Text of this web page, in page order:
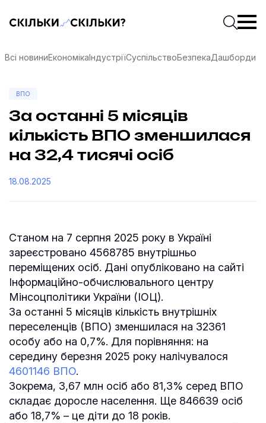
Скільки-скільки? — Медіа про суспільні даніПочати
Всі новиниЕкономікаІндустріїСуспільствоБезпекаДашборди
ВПО
За останні 5 місяців
кількість ВПО зменшилася
на 32,4 тисячі осіб
18.08.2025
Станом на 7 серпня 2025 року в Україні
зареєстровано 4568785 внутрішньо
переміщених осіб. Дані опубліковано на сайті
Інформаційно-обчислювального центру
Мінсоцполітики України (ІОЦ).
За останні 5 місяців кількість внутрішніх
переселенців (ВПО) зменшилася на 32361
особу або на 0,7%. Для порівняння: на
середину березня 2025 року налічувалося
4601146 ВПО.
Зокрема, 3,67 млн осіб або 81,3% серед ВПО
складає доросле населення. Ще 846639 осіб
або 18,7% – це діти до 18 років.